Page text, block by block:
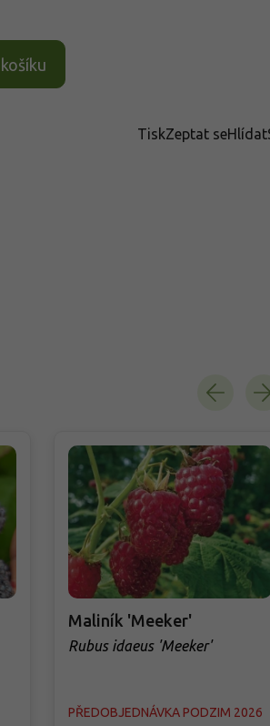
TiskZeptat seHlídat
Maliník 'Meeker'
Rubus idaeus 'Meeker'
PŘEDOBJEDNÁVKA PODZIM 2026